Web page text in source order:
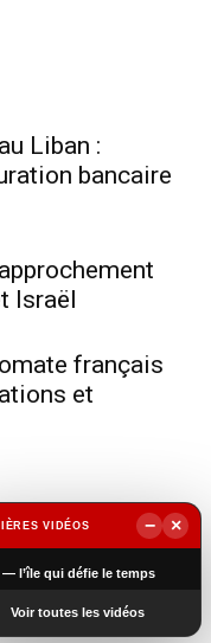
Liban :
bancaire
Israël
français
et
VIDÉOS −
×
— l’île qui défie le temps
Voir toutes les vidéos